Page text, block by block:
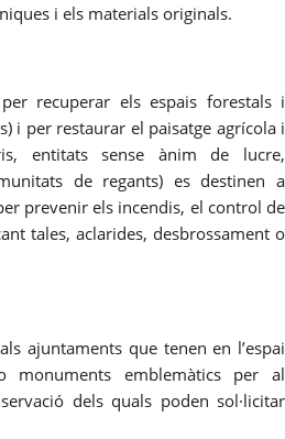
i els materials originals.
recuperar els espais forestals i
i per restaurar el paisatge agrícola i
entitats sense ànim de lucre,
de regants) es destinen a
prevenir els incendis, el control de
tales, aclarides, desbrossament o
ajuntaments que tenen en l’espai
monuments emblemàtics per al
dels quals poden sol·licitar